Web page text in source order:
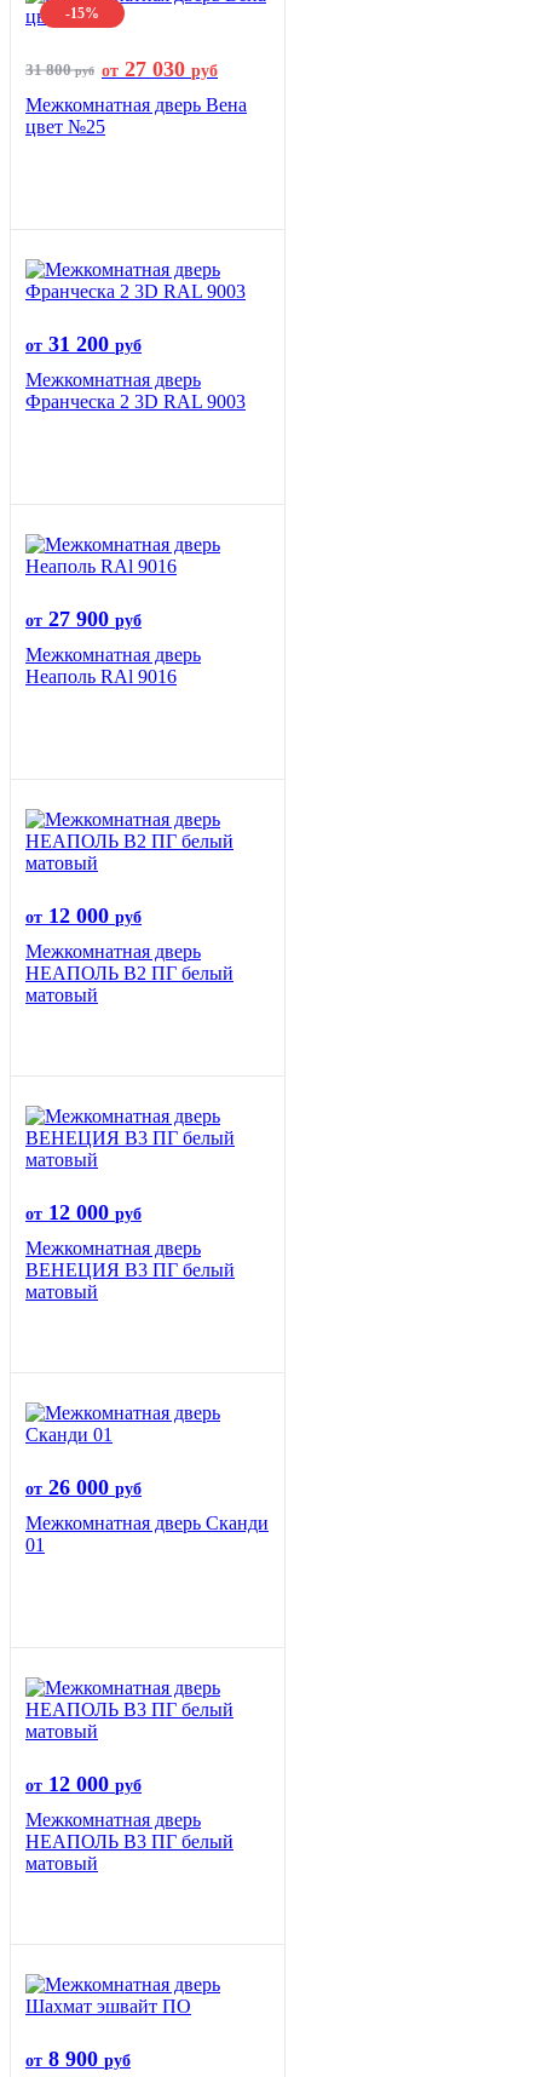
-15%
31 800руб от 27 030 руб
Межкомнатная дверь Вена
цвет №25
от 31 200 руб
Межкомнатная дверь
Франческа 2 3D RAL 9003
от 27 900 руб
Межкомнатная дверь
Неаполь RAl 9016
от 12 000 руб
Межкомнатная дверь
НЕАПОЛЬ В2 ПГ белый
матовый
от 12 000 руб
Межкомнатная дверь
ВЕНЕЦИЯ B3 ПГ белый
матовый
от 26 000 руб
Межкомнатная дверь Сканди
01
от 12 000 руб
Межкомнатная дверь
НЕАПОЛЬ В3 ПГ белый
матовый
от 8 900 руб